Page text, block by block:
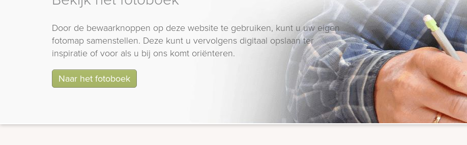
Door de bewaarknoppen op deze website te gebruiken, kunt u uw eigen
fotomap samenstellen. Deze kunt u vervolgens digitaal opslaan ter
inspiratie of voor als u bij ons komt oriënteren.
Naar het fotoboek